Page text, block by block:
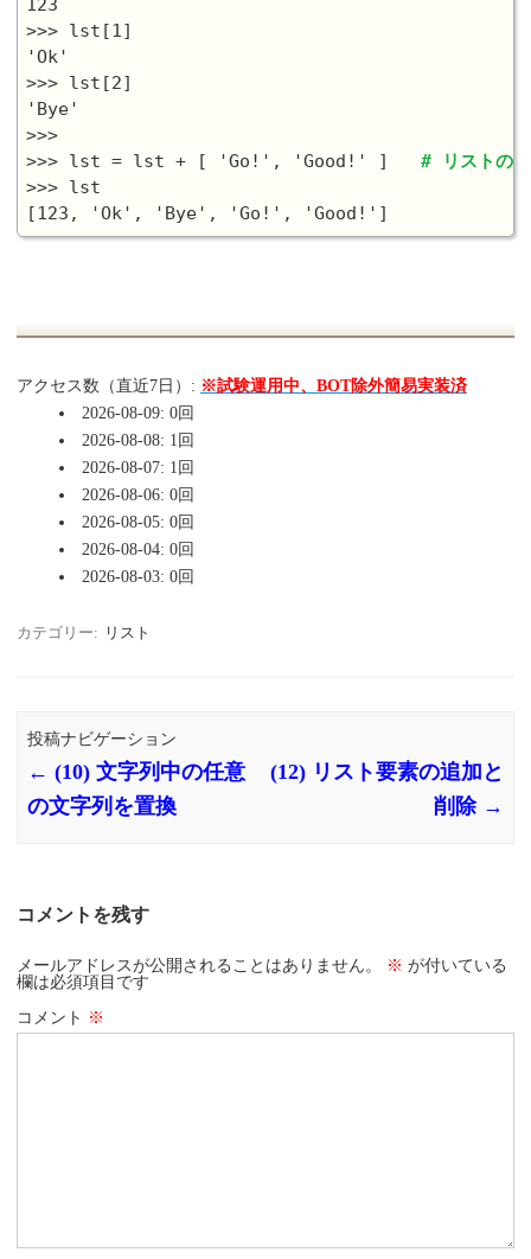
123
>>> lst[1]
'Ok'
>>> lst[2]
'Bye'
>>>
>>> lst = lst + [ 'Go!', 'Good!' ] # リストの
>>> lst
アクセス数（直近7日）: ※試験運用中、BOT除外簡易実装済
2026-08-09: 0回
2026-08-08: 1回
2026-08-07: 1回
2026-08-06: 0回
2026-08-05: 0回
2026-08-04: 0回
2026-08-03: 0回
カテゴリー: リスト
投稿ナビゲーション
← (10) 文字列中の任意
の文字列を置換
(12) リスト要素の追加と
削除 →
コメントを残す
メールアドレスが公開されることはありません。 ※ が付いている
欄は必須項目です
コメント ※